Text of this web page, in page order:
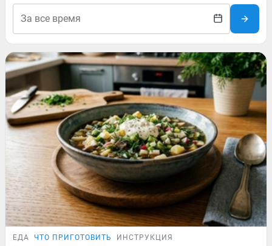
ЕДА ЧТО ПРИГОТОВИТЬ ИНСТРУКЦИЯ